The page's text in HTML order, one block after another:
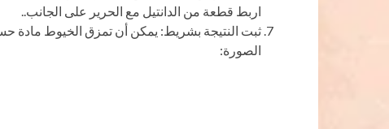
اربط قطعة من الدانتيل مع الحرير على الجانب..
ثبت النتيجة بشريط: يمكن أن تمزق الخيوط مادة
الصورة: